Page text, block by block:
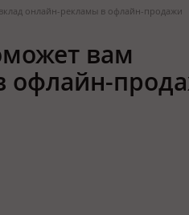
онлайн-рекламы в офлайн-продажи
вам
офлайн-